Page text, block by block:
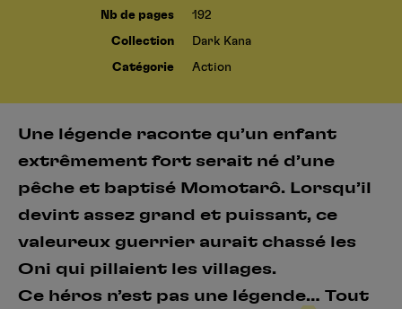
Nb de pages 192
Collection Dark Kana
Catégorie Action
Une légende raconte qu’un enfant
extrêmement fort serait né d’une
pêche et baptisé Momotarô. Lorsqu’il
devint assez grand et puissant, ce
valeureux guerrier aurait chassé les
Oni qui pillaient les villages.
Ce héros n’est pas une légende… Tout